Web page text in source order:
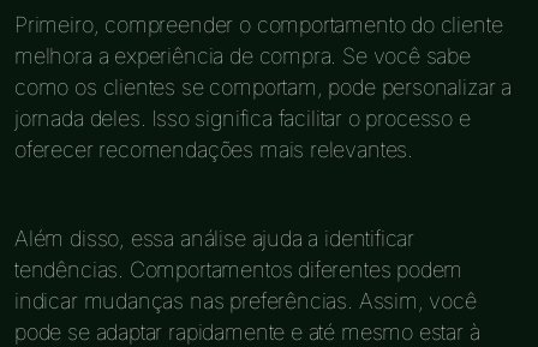
Primeiro, compreender o comportamento do cliente
melhora a experiência de compra. Se você sabe
como os clientes se comportam, pode personalizar a
jornada deles. Isso significa facilitar o processo e
oferecer recomendações mais relevantes.
Além disso, essa análise ajuda a identificar
tendências. Comportamentos diferentes podem
indicar mudanças nas preferências. Assim, você
pode se adaptar rapidamente e até mesmo estar à